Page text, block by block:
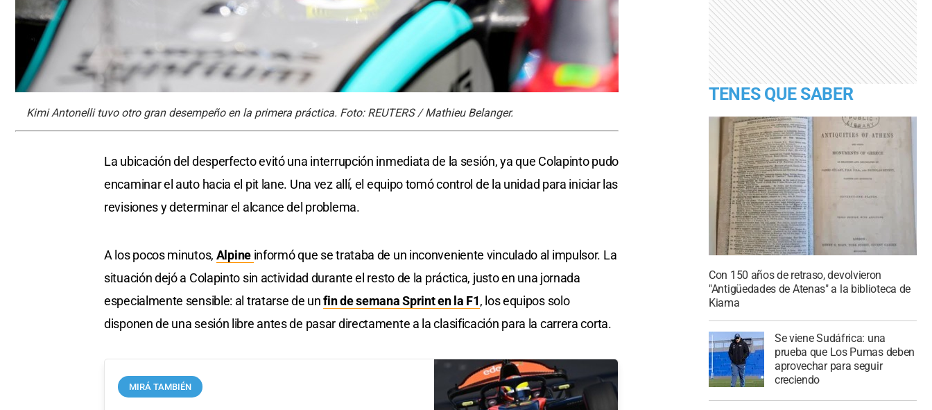
Kimi Antonelli tuvo otro gran desempeño en la primera práctica. Foto: REUTERS / Mathieu Belanger.
La ubicación del desperfecto evitó una interrupción inmediata de la sesión, ya que Colapinto pudo
encaminar el auto hacia el pit lane. Una vez allí, el equipo tomó control de la unidad para iniciar las
revisiones y determinar el alcance del problema.
A los pocos minutos, Alpine informó que se trataba de un inconveniente vinculado al impulsor. La
situación dejó a Colapinto sin actividad durante el resto de la práctica, justo en una jornada
especialmente sensible: al tratarse de unfin de semana Sprint en la F1, los equipos solo
disponen de una sesión libre antes de pasar directamente a la clasificación para la carrera corta.
MIRÁ TAMBIÉN
TENES QUE SABER
Con 150 años de retraso, devolvieron
"Antigüedades de Atenas" a la biblioteca de
Kiama
Se viene Sudáfrica: una
prueba que Los Pumas deben
aprovechar para seguir
creciendo